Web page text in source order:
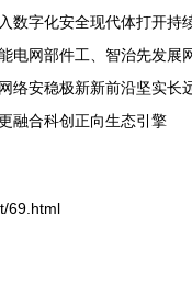
字化安全现代体打开
网部件工、智治先发展
安稳极新新前沿坚实
融合科创正向生态引擎
69.html